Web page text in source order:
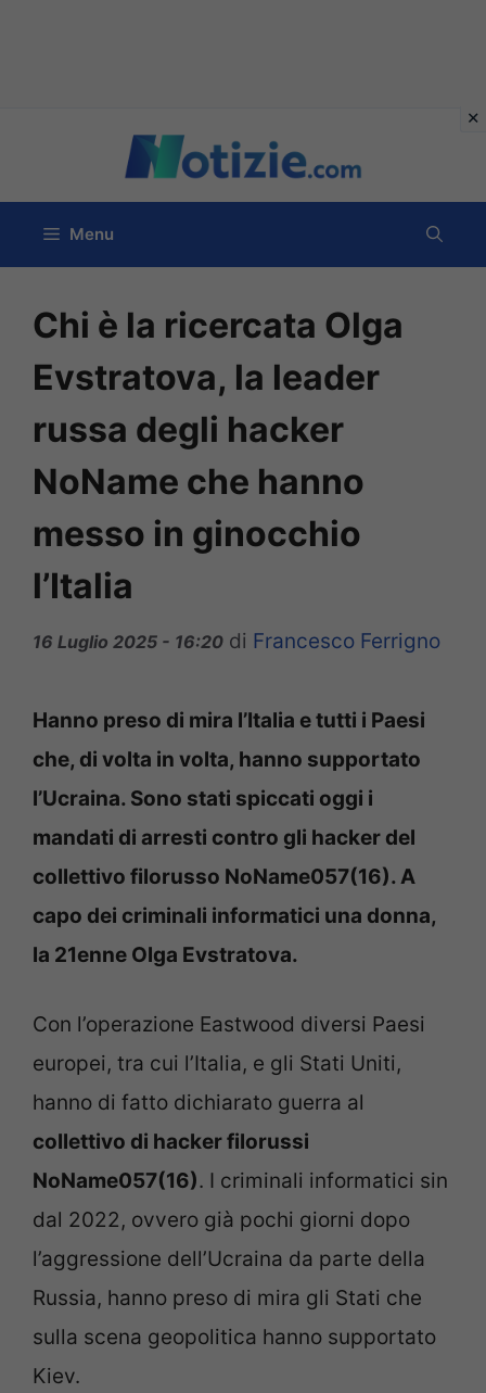
contenuto
Menu
Chi è la ricercata Olga
Evstratova, la leader
russa degli hacker
NoName che hanno
messo in ginocchio
l’Italia
16 Luglio 2025 - 16:20 di Francesco Ferrigno
Hanno preso di mira l’Italia e tutti i Paesi
che, di volta in volta, hanno supportato
l’Ucraina. Sono stati spiccati oggi i
mandati di arresti contro gli hacker del
collettivo filorusso NoName057(16). A
capo dei criminali informatici una donna,
la 21enne Olga Evstratova.
Con l’operazione Eastwood diversi Paesi
europei, tra cui l’Italia, e gli Stati Uniti,
hanno di fatto dichiarato guerra al
collettivo di hacker filorussi
NoName057(16). I criminali informatici sin
dal 2022, ovvero già pochi giorni dopo
l’aggressione dell’Ucraina da parte della
Russia, hanno preso di mira gli Stati che
sulla scena geopolitica hanno supportato
Kiev.